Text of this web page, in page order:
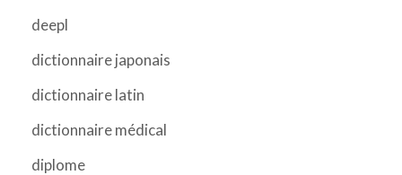
deepl
dictionnaire japonais
dictionnaire latin
dictionnaire médical
diplome